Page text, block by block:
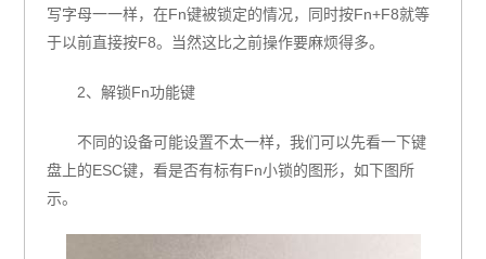
写字母一一样，在Fn键被锁定的情况，同时按Fn+F8就等
于以前直接按F8。当然这比之前操作要麻烦得多。
2、解锁Fn功能键
不同的设备可能设置不太一样，我们可以先看一下键
盘上的ESC键，看是否有标有Fn小锁的图形，如下图所
示。